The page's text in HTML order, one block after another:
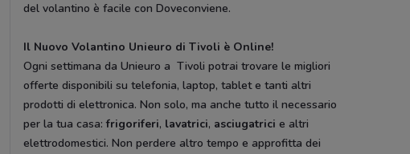
del volantino è facile con Doveconviene.
Il Nuovo Volantino Unieuro di Tivoli è Online!
Ogni settimana da Unieuro a Tivoli potrai trovare le migliori
offerte disponibili su telefonia, laptop, tablet e tanti altri
prodotti di elettronica. Non solo, ma anche tutto il necessario
per la tua casa:frigoriferi, lavatrici, asciugatrici e altri
elettrodomestici. Non perdere altro tempo e approfitta dei